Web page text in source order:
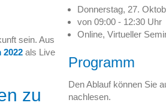
sein. Aus
als Live
zu
Donnerstag, 27.
von 09:00 - 12:30 Uhr
Online, Virtueller
Programm
Den Ablauf können Sie
nachlesen.